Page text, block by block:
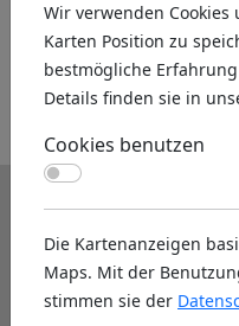
Modellflugplatz
Wasserflug
Info
Über uns
Hilfe
Wir verwenden
Karten Position zu
bestmögliche
Details finden sie in
Cookies benutzen
Die Kartenanzeigen
Maps. Mit der
stimmen sie der